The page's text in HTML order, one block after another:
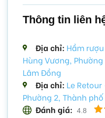
Thông tin liên
Địa chỉ: Hầm
Hùng Vương,
Lâm Đồng
Địa chỉ: Le
Phường 2, Thành
Đánh giá:
4.8